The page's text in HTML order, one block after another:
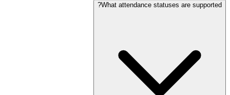
What attendance statuses are